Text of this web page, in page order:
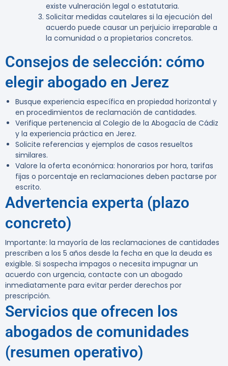
existe vulneración legal o estatutaria.
Solicitar medidas cautelares si la ejecución del
acuerdo puede causar un perjuicio irreparable a
la comunidad o a propietarios concretos.
Consejos de selección: cómo
elegir abogado en Jerez
Busque experiencia específica en propiedad horizontal y
en procedimientos de reclamación de cantidades.
Verifique pertenencia al Colegio de la Abogacía de Cádiz
y la experiencia práctica en Jerez.
Solicite referencias y ejemplos de casos resueltos
similares.
Valore la oferta económica: honorarios por hora, tarifas
fijas o porcentaje en reclamaciones deben pactarse por
escrito.
Advertencia experta (plazo
concreto)
Importante: la mayoría de las reclamaciones de cantidades
prescriben a los 5 años desde la fecha en que la deuda es
exigible. Si sospecha impagos o necesita impugnar un
acuerdo con urgencia, contacte con un abogado
inmediatamente para evitar perder derechos por
prescripción.
Servicios que ofrecen los
abogados de comunidades
(resumen operativo)